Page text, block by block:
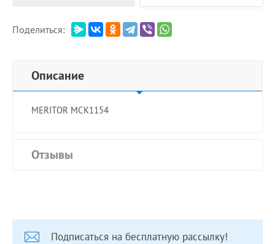
Поделиться:
Описание
MERITOR MCK1154
Отзывы
Подписаться на бесплатную рассылку!